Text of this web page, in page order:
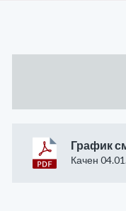
График
Качен